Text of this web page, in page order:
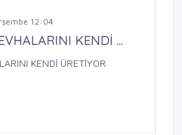
12:04
KENDİ ...
KENDİ ÜRETİYOR